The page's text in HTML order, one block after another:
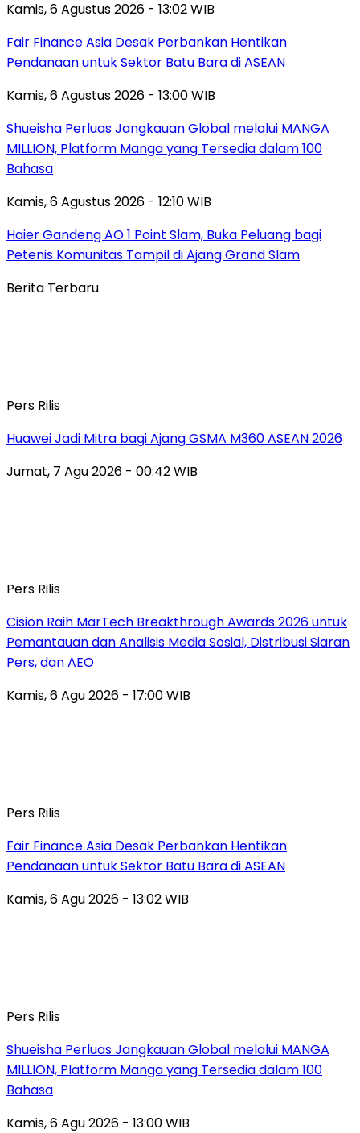
Kamis, 6 Agustus 2026 - 13:02 WIB
Fair Finance Asia Desak Perbankan Hentikan
Pendanaan untuk Sektor Batu Bara di ASEAN
Kamis, 6 Agustus 2026 - 13:00 WIB
Shueisha Perluas Jangkauan Global melalui MANGA
MILLION, Platform Manga yang Tersedia dalam 100
Bahasa
Kamis, 6 Agustus 2026 - 12:10 WIB
Haier Gandeng AO 1 Point Slam, Buka Peluang bagi
Petenis Komunitas Tampil di Ajang Grand Slam
Berita Terbaru
Pers Rilis
Huawei Jadi Mitra bagi Ajang GSMA M360 ASEAN 2026
Jumat, 7 Agu 2026 - 00:42 WIB
Pers Rilis
Cision Raih MarTech Breakthrough Awards 2026 untuk
Pemantauan dan Analisis Media Sosial, Distribusi Siaran
Pers, dan AEO
Kamis, 6 Agu 2026 - 17:00 WIB
Pers Rilis
Fair Finance Asia Desak Perbankan Hentikan
Pendanaan untuk Sektor Batu Bara di ASEAN
Kamis, 6 Agu 2026 - 13:02 WIB
Pers Rilis
Shueisha Perluas Jangkauan Global melalui MANGA
MILLION, Platform Manga yang Tersedia dalam 100
Bahasa
Kamis, 6 Agu 2026 - 13:00 WIB